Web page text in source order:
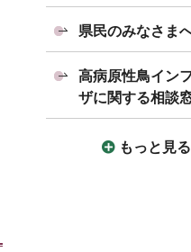
県民のみなさま
高病原性鳥イン
ザに関する相談
もっと見る